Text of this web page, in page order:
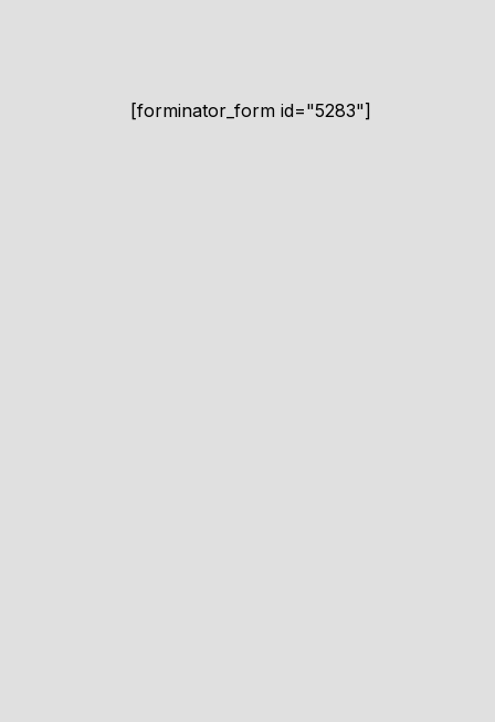
[forminator_form id="5283"]